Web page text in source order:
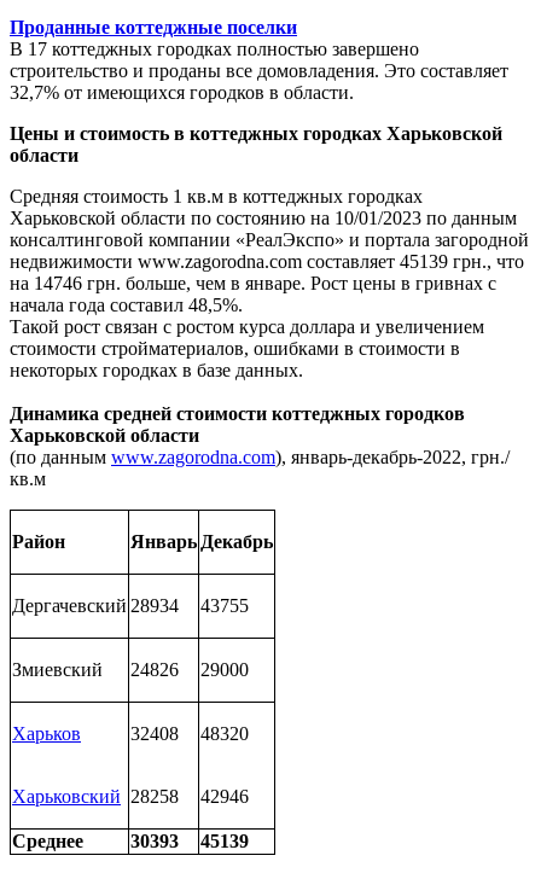
Проданные коттеджные поселки
В 17 коттеджных городках полностью завершено
строительство и проданы все домовладения. Это составляет
32,7% от имеющихся городков в области.
Цены и стоимость в коттеджных городках Харьковской
области
Средняя стоимость 1 кв.м в коттеджных городках
Харьковской области по состоянию на 10/01/2023 по данным
консалтинговой компании «РеалЭкспо» и портала загородной
недвижимости www.zagorodna.com составляет 45139 грн., что
на 14746 грн. больше, чем в январе. Рост цены в гривнах с
начала года составил 48,5%.
Такой рост связан с ростом курса доллара и увеличением
стоимости стройматериалов, ошибками в стоимости в
некоторых городках в базе данных.
Динамика средней стоимости коттеджных городков
Харьковской области
(по данным www.zagorodna.com), январь-декабрь-2022, грн./
кв.м
Район Январь Декабрь
Дергачевский 28934 43755
Змиевский 24826 29000
Харьков 32408 48320
Харьковский 28258 42946
Среднее 30393 45139